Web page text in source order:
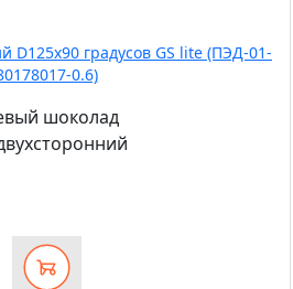
D125х90 градусов GS lite (ПЭД-01-
0.6)
шоколад